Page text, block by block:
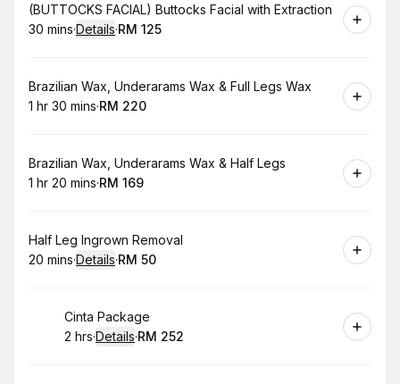
Book
(BUTTOCKS FACIAL) Buttocks Facial with Extraction
.Duration:
30 mins·Details·
.Price:
RM 125
Book
Brazilian Wax, Underarams Wax & Full Legs Wax
. Duration:
1 hr 30 mins·
.Price:
RM 220
Book
Brazilian Wax, Underarams Wax & Half Legs
. Duration:
1 hr 20 mins·
.Price:
RM 169
Book
Half Leg Ingrown Removal
.Duration:
20 mins·Details·
.Price
RM 50
Book
Cinta Package
. Duration:
2 hrs·Details·
.Price:
RM 252